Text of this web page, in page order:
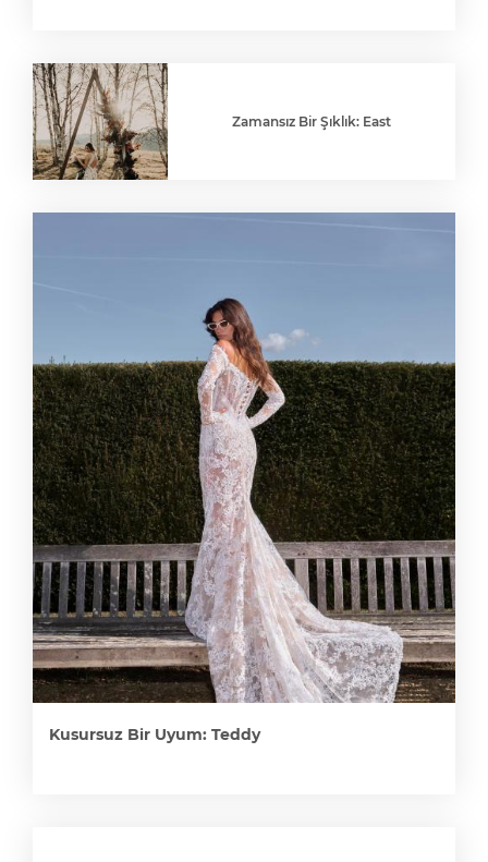
Zamansız Bir Şıklık: East
Kusursuz Bir Uyum: Teddy